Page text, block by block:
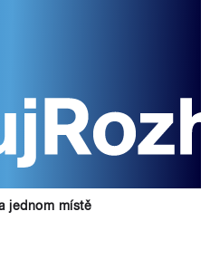
jednom místě